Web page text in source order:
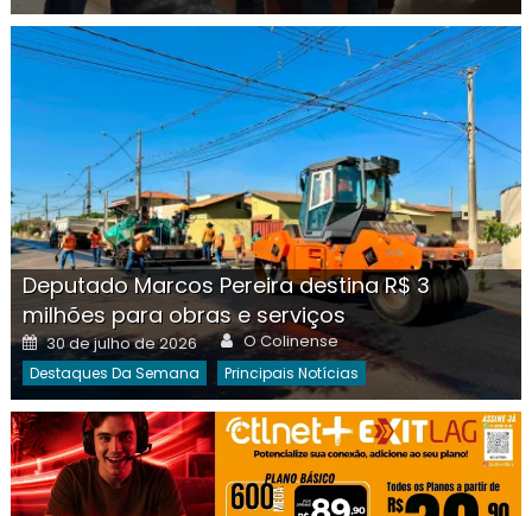
Deputado Marcos Pereira destina R$ 3
milhões para obras e serviços
Posted
on
30 de julho de 2026 Author
O Colinense
Destaques Da Semana Principais Notícias